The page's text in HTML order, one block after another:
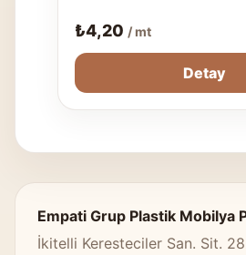
₺4,20 / mt
Detay
Empati Grup Plastik Mobilya
İkitelli Keresteciler San. Sit.